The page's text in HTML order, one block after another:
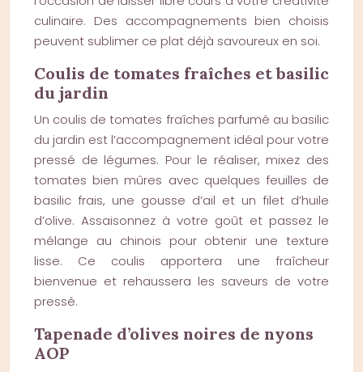
culinaire. Des accompagnements bien choisis
peuvent sublimer ce plat déjà savoureux en soi.
Coulis de tomates fraîches et basilic
du jardin
Un coulis de tomates fraîches parfumé au basilic
du jardin est l’accompagnement idéal pour votre
pressé de légumes. Pour le réaliser, mixez des
tomates bien mûres avec quelques feuilles de
basilic frais, une gousse d’ail et un filet d’huile
d’olive. Assaisonnez à votre goût et passez le
mélange au chinois pour obtenir une texture
lisse. Ce coulis apportera une fraîcheur
bienvenue et rehaussera les saveurs de votre
pressé.
Tapenade d’olives noires de nyons
AOP